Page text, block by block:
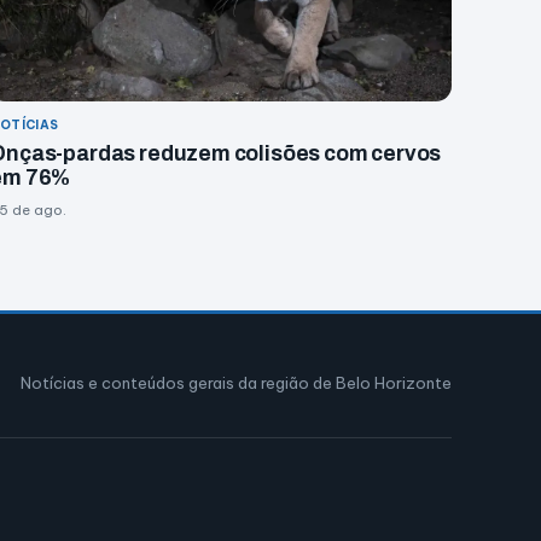
pardas reduzem colisões com cervos
76%
de ago.
Notícias e conteúdos gerais da região de Belo Horizonte